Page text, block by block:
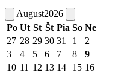
August2026
Po Ut St Št Pia So Ne
27 28 29 30 31 1
2
3
4 5 6 7 8
9
10 11 12 13 14 15 16